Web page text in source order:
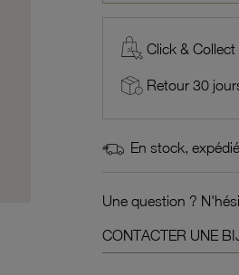
Click & Collect
Retour 30
En stock,
Une question ?
CONTACTER UNE